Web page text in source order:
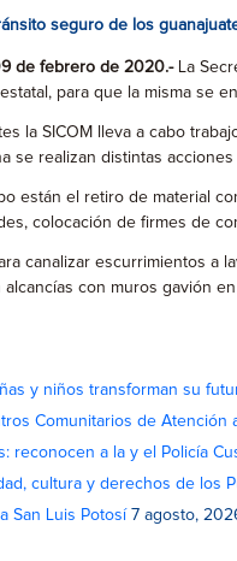
seguro de los
de febrero de 2020.-La
para que la misma se
la SICOM lleva a cabo
se realizan distintas
están el retiro de material
colocación de firmes de
canalizar escurrimientos
con muros gavión
y niños transforman su
Comunitarios de Atención
reconocen a la y el Policía
cultura y derechos de los
San Luis Potosí 7 agosto,